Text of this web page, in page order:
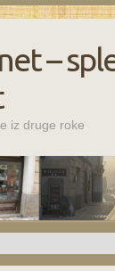
–
iz druge roke